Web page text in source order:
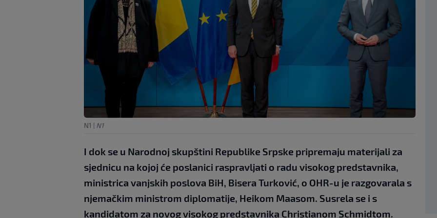
N1 | N1
I dok se u Narodnoj skupštini Republike Srpske pripremaju materijali za
sjednicu na kojoj će poslanici raspravljati o radu visokog predstavnika,
ministrica vanjskih poslova BiH, Bisera Turković, o OHR-u je razgovarala s
njemačkim ministrom diplomatije, Heikom Maasom. Susrela se i s
kandidatom za novog visokog predstavnika Christianom Schmidtom.